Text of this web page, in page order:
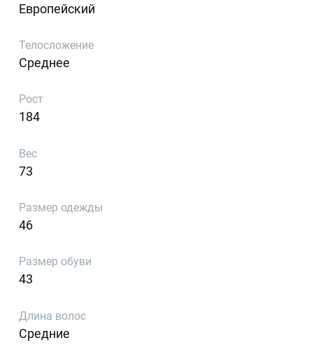
Европейский
Телосложение
Среднее
Рост
184
Вес
73
Размер одежды
46
Размер обуви
43
Длина волос
Средние